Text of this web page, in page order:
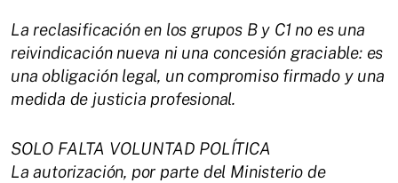
La reclasificación en los grupos B y C1 no es una
reivindicación nueva ni una concesión graciable: es
una obligación legal, un compromiso firmado y una
medida de justicia profesional.
SOLO FALTA VOLUNTAD POLÍTICA
La autorización, por parte del Ministerio de